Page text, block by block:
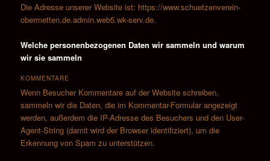
Die Adresse unserer Website ist: https://www.schuetzenverein-
obermetten.de.admin.web5.wk-serv.de.
Welche personenbezogenen Daten wir sammeln und warum
wir sie sammeln
KOMMENTARE
Wenn Besucher Kommentare auf der Website schreiben,
sammeln wir die Daten, die im Kommentar-Formular angezeigt
werden, außerdem die IP-Adresse des Besuchers und den User-
Agent-String (damit wird der Browser identifiziert), um die
Erkennung von Spam zu unterstützen.